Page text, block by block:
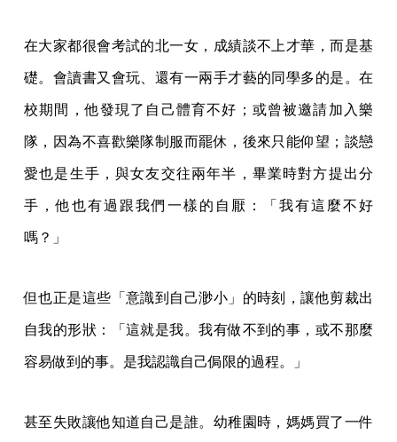
在大家都很會考試的北一女，成績談不上才華，而是基
礎。會讀書又會玩、還有一兩手才藝的同學多的是。在
校期間，他發現了自己體育不好；或曾被邀請加入樂
隊，因為不喜歡樂隊制服而罷休，後來只能仰望；談戀
愛也是生手，與女友交往兩年半，畢業時對方提出分
手，他也有過跟我們一樣的自厭：「我有這麼不好
嗎？」
但也正是這些「意識到自己渺小」的時刻，讓他剪裁出
自我的形狀：「這就是我。我有做不到的事，或不那麼
容易做到的事。是我認識自己侷限的過程。」
甚至失敗讓他知道自己是誰。幼稚園時，媽媽買了一件